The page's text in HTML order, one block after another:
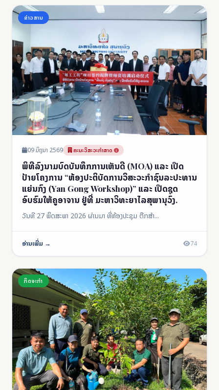
ຂ່າວສານ
09 ມິຖຸນາ 2569 ຄະນະວິສະວະກຳສາດ
ພິທີລົງນາມບົດບັນທຶກການເຫັນດີ (MOA) ແລະ ເປີດ
ປ້າຍໂຄງການ “ຫ້ອງປະຕິບັດການວິສະວະກຳຊົນລະປະທານ
ແຍ່ນກົງ (Yan Gong Workshop)” ແລະ ເປີດຊຸດ
ອົບຮົມໃຫ້ຄູອາຈານ ຢູ່ທີ່ ມະຫາວິທະຍາໄລສຸພານຸວົງ.
ວັນທີ 27 ພຶດສະພາ 2026 ຜ່ານມາ ທີ່ຫ້ອງປະຊຸມ ຕືກສໍາ...
ອ່ານເພີ່ມ → 74
ກິດຈະກຳ